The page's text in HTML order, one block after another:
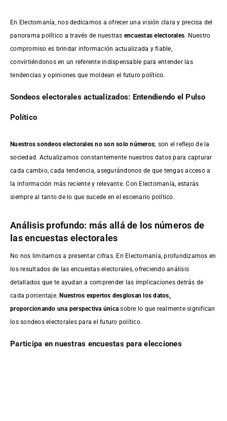
En Electomanía, nos dedicamos a ofrecer una visión clara y precisa del
panorama político a través de nuestras encuestas electorales. Nuestro
compromiso es brindar información actualizada y fiable,
convirtiéndonos en un referente indispensable para entender las
tendencias y opiniones que moldean el futuro político.
Sondeos electorales actualizados: Entendiendo el Pulso
Político
Nuestros sondeos electorales no son solo números; son el reflejo de la
sociedad. Actualizamos constantemente nuestros datos para capturar
cada cambio, cada tendencia, asegurándonos de que tengas acceso a
la información más reciente y relevante. Con Electomanía, estarás
siempre al tanto de lo que sucede en el escenario político.
Análisis profundo: más allá de los números de
las encuestas electorales
No nos limitamos a presentar cifras. En Electomanía, profundizamos en
los resultados de las encuestas electorales, ofreciendo análisis
detallados que te ayudan a comprender las implicaciones detrás de
cada porcentaje.Nuestros expertos desglosan los datos,
proporcionando una perspectiva única sobre lo que realmente significan
los sondeos electorales para el futuro político.
Participa en nuestras encuestas para elecciones